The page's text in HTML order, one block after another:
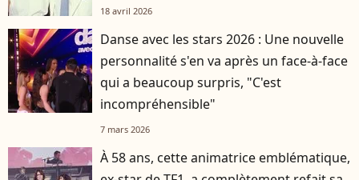
18 avril 2026
Danse avec les stars 2026 : Une nouvelle
personnalité s'en va après un face-à-face
qui a beaucoup surpris, "C'est
incompréhensible"
7 mars 2026
À 58 ans, cette animatrice emblématique,